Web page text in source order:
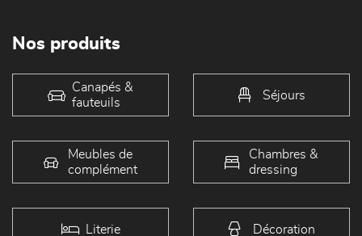
Nos produits
Canapés &
fauteuils
Séjours
Meubles de
complément
Chambres &
dressing
Literie Décoration